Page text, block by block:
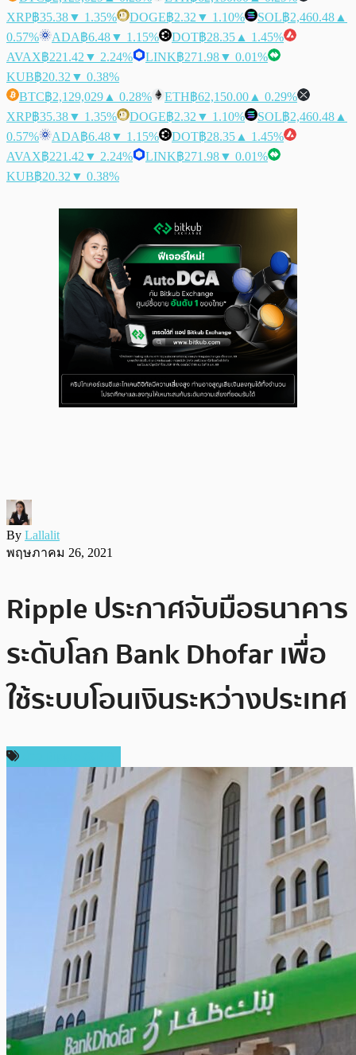
XRP฿35.38▼ 1.35% DOGE฿2.32 ▼ 1.10% SOL฿2,460.48 ▲
0.57%
ADA฿6.48▼ 1.15% DOT฿28.35 ▲ 1.45%
AVAX฿221.42 ▼ 2.24% LINK฿271.98▼ 0.01%
KUB฿20.32 ▼ 0.38%
BTC฿2,129,029 ▲ 0.28% ETH฿62,150.00 ▲ 0.29%
XRP฿35.38▼ 1.35% DOGE฿2.32 ▼ 1.10% SOL฿2,460.48 ▲
0.57%
ADA฿6.48▼ 1.15% DOT฿28.35 ▲ 1.45%
AVAX฿221.42 ▼ 2.24% LINK฿271.98▼ 0.01%
KUB฿20.32 ▼ 0.38%
By Lallalit
พฤษภาคม 26, 2021
Ripple ประกาศจับมือธนาคาร
ระดับโลก Bank Dhofar เพื่อ
ใช้ระบบโอนเงินระหว่างประเทศ